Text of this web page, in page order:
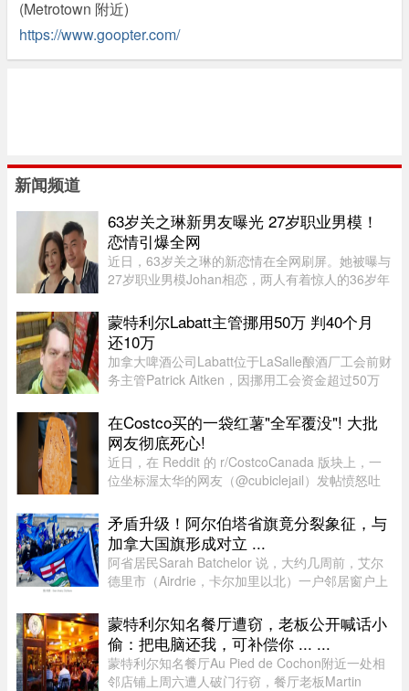
(Metrotown 附近)
https://www.goopter.com/
新闻频道
63岁关之琳新男友曝光 27岁职业男模！
恋情引爆全网
近日，63岁关之琳的新恋情在全网刷屏。她被曝与
27岁职业男模Johan相恋，两人有着惊人的36岁年
认，作为当事人的关之琳却始终保持沉默，既不承
认也不否认，这份淡定态度， ...
蒙特利尔Labatt主管挪用50万 判40个月
还10万
加拿大啤酒公司Labatt位于LaSalle酿酒厂工会前财
务主管Patrick Aitken，因挪用工会资金超过50万
禁，并被勒令向工会赔偿10万元。Aitken在Labatt
工作15年，并于2020年担 ...
在Costco买的一袋红薯"全军覆没"! 大批
网友彻底死心!
近日，在 Reddit 的 r/CostcoCanada 版块上，一
位坐标渥太华的网友（@cubiclejail）发帖愤怒吐
数百位加拿大网友的激烈共鸣与讨论。这原本只是
一句日常的抱怨，却意外演 ...
矛盾升级！阿尔伯塔省旗竟分裂象征，与
加拿大国旗形成对立 ...
阿省居民Sarah Batchelor 说，大约几周前，艾尔
德里市（Airdrie，卡尔加里以北）一户邻居窗户上
从那时起一切开始发生变化。49 岁的音乐教师
Batchelor 在阿省生活了大 ...
蒙特利尔知名餐厅遭窃，老板公开喊话小
偷：把电脑还我，可补偿你 ... ...
蒙特利尔知名餐厅Au Pied de Cochon附近一处相
邻店铺上周六遭人破门行窃，餐厅老板Martin